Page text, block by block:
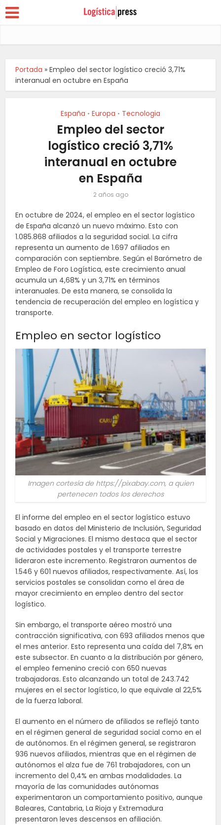
Portada »Empleo del sector logístico creció 3,71%
interanual en octubre en España
España • Europa • Tecnologia
Empleo del sector
logístico creció 3,71%
interanual en octubre
en España
2 años ago
En octubre de 2024, el empleo en el sector logístico
de España alcanzó un nuevo máximo. Esto con
1.085.868 afiliados a la seguridad social. La cifra
representa un aumento de 1.697 afiliados en
comparación con septiembre. Según el Barómetro de
Empleo de Foro Logística, este crecimiento anual
acumula un 4,68% y un 3,71% en términos
interanuales. De esta manera, se consolida la
tendencia de recuperación del empleo en logística y
transporte.
Empleo en sector logístico
Imagen cortesía de https://pixabay.com, a quien
pertenecen todos los derechos
El informe del empleo en el sector logístico estuvo
basado en datos del Ministerio de Inclusión, Seguridad
Social y Migraciones. El mismo destaca que el sector
de actividades postales y el transporte terrestre
lideraron este incremento. Registraron aumentos de
1.546 y 601 nuevos afiliados, respectivamente. Así, los
servicios postales se consolidan como el área de
mayor crecimiento en empleo dentro del sector
logístico.
Sin embargo, el transporte aéreo mostró una
contracción significativa, con 693 afiliados menos que
el mes anterior. Esto representa una caída del 7,8% en
este subsector. En cuanto a la distribución por género,
el empleo femenino creció con 650 nuevas
trabajadoras. Esto alcanzando un total de 243.742
mujeres en el sector logístico, lo que equivale al 22,5%
de la fuerza laboral.
El aumento en el número de afiliados se reflejó tanto
en el régimen general de seguridad social como en el
de autónomos. En el régimen general, se registraron
936 nuevos afiliados, mientras que en el régimen de
autónomos el alza fue de 761 trabajadores, con un
incremento del 0,4% en ambas modalidades. La
mayoría de las comunidades autónomas
experimentaron un comportamiento positivo, aunque
Baleares, Cantabria, La Rioja y Extremadura
presentaron leves descensos en afiliación.